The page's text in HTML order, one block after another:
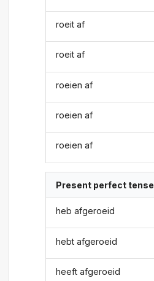
roeit af
roeit af
roeien af
roeien af
roeien af
Present perfect tense
heb afgeroeid
hebt afgeroeid
heeft afgeroeid